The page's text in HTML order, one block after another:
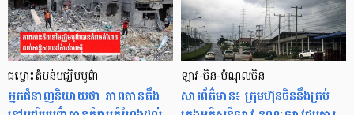
ជម្លោះតំបន់មជ្ឈិមបូព៌ា
អ្នកជំនាញនិយាយថា ភាពតានតឹង
ឡាវ-ចិន-បំណុលចិន
សារព័ត៌មាន៖ ក្រុមហ៊ុន​ចិន​នឹងគ្រប់